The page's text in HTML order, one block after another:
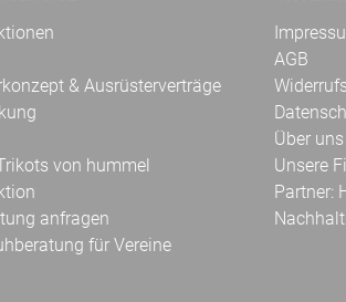
& Ausrüsterverträge
von hummel
anfragen
für Vereine
AGB
Über uns
Unsere
Partner: